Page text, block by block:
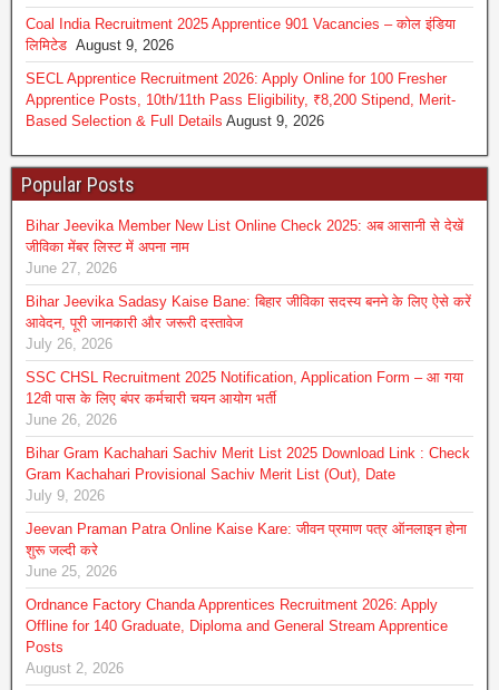
Coal India Recruitment 2025 Apprentice 901 Vacancies – कोल इंडिया
लिमिटेड August 9, 2026
SECL Apprentice Recruitment 2026: Apply Online for 100 Fresher
Apprentice Posts, 10th/11th Pass Eligibility, ₹8,200 Stipend, Merit-
Based Selection & Full Details August 9, 2026
Popular Posts
Bihar Jeevika Member New List Online Check 2025: अब आसानी से देखें
जीविका मेंबर लिस्ट में अपना नाम
June 27, 2026
Bihar Jeevika Sadasy Kaise Bane: बिहार जीविका सदस्य बनने के लिए ऐसे करें
आवेदन, पूरी जानकारी और जरूरी दस्तावेज
July 26, 2026
SSC CHSL Recruitment 2025 Notification, Application Form – आ गया
12वी पास के लिए बंपर कर्मचारी चयन आयोग भर्ती
June 26, 2026
Bihar Gram Kachahari Sachiv Merit List 2025 Download Link : Check
Gram Kachahari Provisional Sachiv Merit List (Out), Date
July 9, 2026
Jeevan Praman Patra Online Kaise Kare: जीवन प्रमाण पत्र ऑनलाइन होना
शुरू जल्दी करे
June 25, 2026
Ordnance Factory Chanda Apprentices Recruitment 2026: Apply
Offline for 140 Graduate, Diploma and General Stream Apprentice
Posts
August 2, 2026